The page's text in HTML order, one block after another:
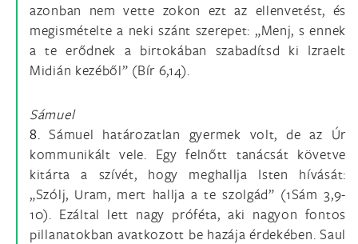
azonban nem vette zokon ezt az ellenvetést, és
megismételte a neki szánt szerepet: „Menj, s ennek
a te erődnek a birtokában szabadítsd ki Izraelt
Midián kezéből” (Bír 6,14).
Sámuel
8. Sámuel határozatlan gyermek volt, de az Úr
kommunikált vele. Egy felnőtt tanácsát követve
kitárta a szívét, hogy meghallja Isten hívását:
„Szólj, Uram, mert hallja a te szolgád” (1Sám 3,9-
10). Ezáltal lett nagy próféta, aki nagyon fontos
pillanatokban avatkozott be hazája érdekében. Saul